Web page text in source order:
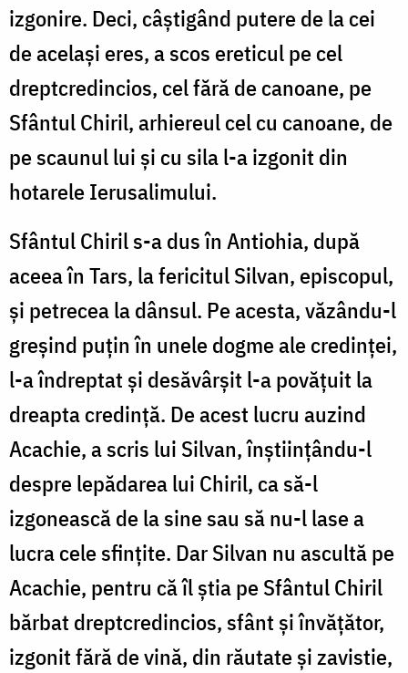
izgonire. Deci, câștigând putere de la cei
de același eres, a scos ereticul pe cel
dreptcredincios, cel fără de canoane, pe
Sfântul Chiril, arhiereul cel cu canoane, de
pe scaunul lui și cu sila l-a izgonit din
hotarele Ierusalimului.
Sfântul Chiril s-a dus în Antiohia, după
aceea în Tars, la fericitul Silvan, episcopul,
și petrecea la dânsul. Pe acesta, văzându-l
greșind puțin în unele dogme ale credinței,
l-a îndreptat și desăvârșit l-a povățuit la
dreapta credință. De acest lucru auzind
Acachie, a scris lui Silvan, înștiințându-l
despre lepădarea lui Chiril, ca să-l
izgonească de la sine sau să nu-l lase a
lucra cele sfințite. Dar Silvan nu ascultă pe
Acachie, pentru că îl știa pe Sfântul Chiril
bărbat dreptcredincios, sfânt și învățător,
izgonit fără de vină, din răutate și zavistie,